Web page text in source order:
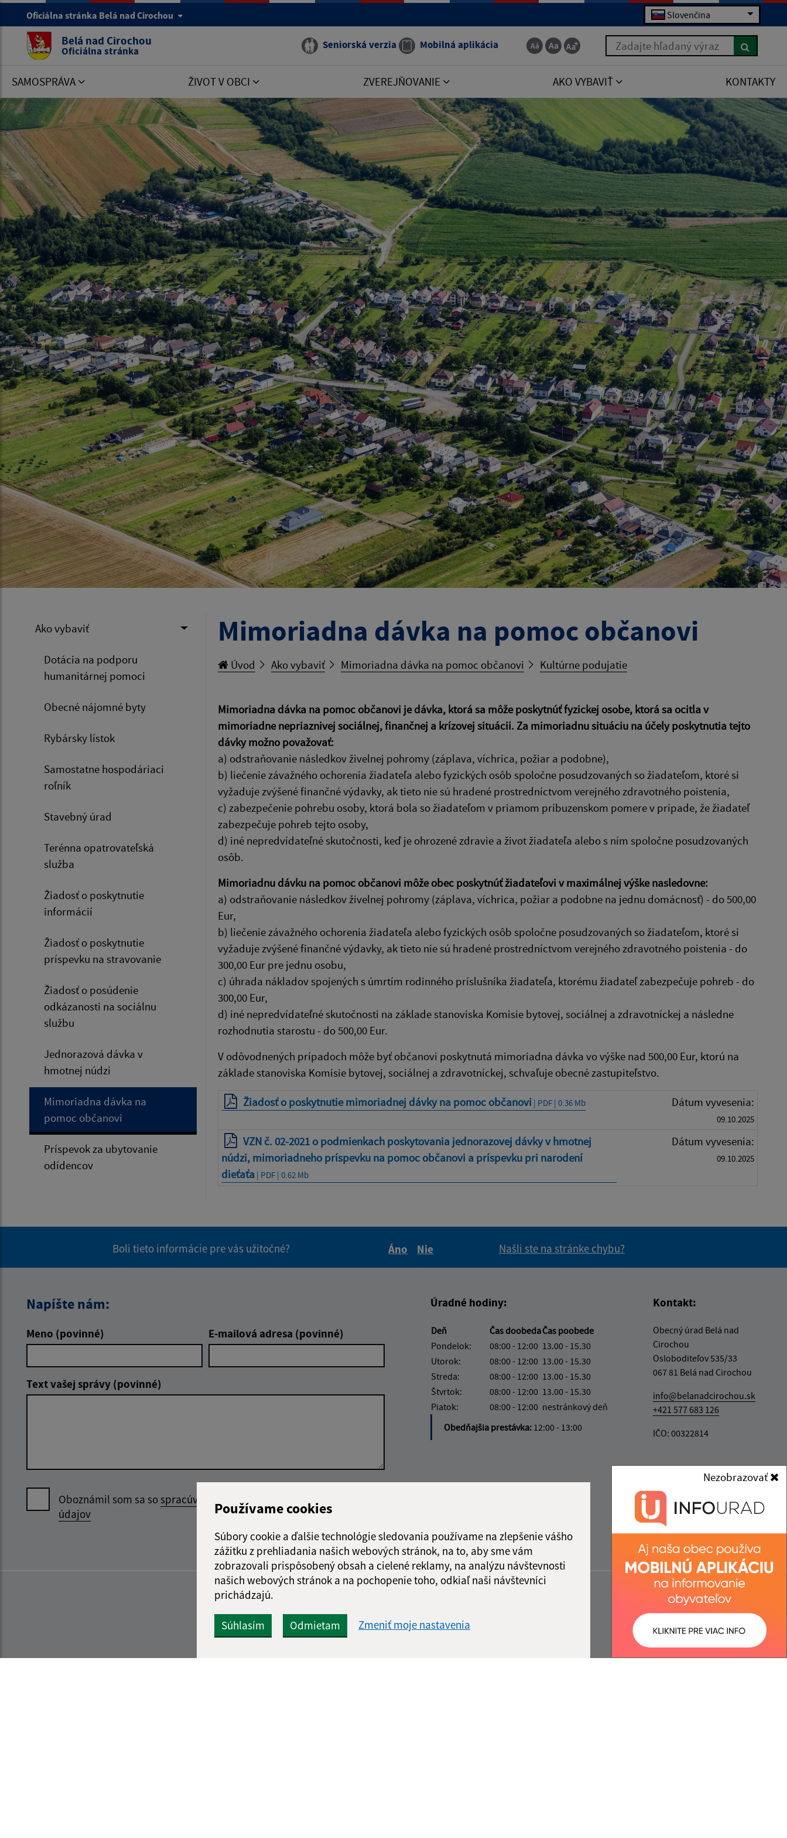
Používame cookies
Súbory cookie a ďalšie technológie sledovania používame na zlepšenie vášho
zážitku z prehliadania našich webových stránok, na to, aby sme vám
zobrazovali prispôsobený obsah a cielené reklamy, na analýzu návštevnosti
našich webových stránok a na pochopenie toho, odkiaľ naši návštevníci
prichádzajú.
Súhlasím Odmietam Zmeniť moje nastavenia
Nezobrazovať
Oficiálna stránka Belá nad Cirochou Slovenčina
Belá nad Cirochou
Oficiálna stránka Seniorská verzia Mobilná aplikácia Zadajte hľadaný výraz
SAMOSPRÁVA ŽIVOT V OBCI ZVEREJŇOVANIE AKO VYBAVIŤ KONTAKTY
Ako vybaviť
Dotácia na podporu
humanitárnej pomoci
Obecné nájomné byty
Rybársky lístok
Samostatne hospodáriaci
roľník
Stavebný úrad
Terénna opatrovateľská
služba
Žiadosť o poskytnutie
informácií
Žiadosť o poskytnutie
príspevku na stravovanie
Žiadosť o posúdenie
odkázanosti na sociálnu
službu
Jednorazová dávka v
hmotnej núdzi
Mimoriadna dávka na
pomoc občanovi
Príspevok za ubytovanie
odídencov
Mimoriadna dávka na pomoc občanovi
Úvod Ako vybaviť Mimoriadna dávka na pomoc občanovi Kultúrne podujatie
Mimoriadna dávka na pomoc občanovi je dávka, ktorá sa môže poskytnúť fyzickej osobe, ktorá sa ocitla v
mimoriadne nepriaznivej sociálnej, finančnej a krízovej situácii. Za mimoriadnu situáciu na účely poskytnutia tejto
dávky možno považovať:
a) odstraňovanie následkov živelnej pohromy (záplava, víchrica, požiar a podobne),
b) liečenie závažného ochorenia žiadateľa alebo fyzických osôb spoločne posudzovaných so žiadateľom, ktoré si
vyžaduje zvýšené finančné výdavky, ak tieto nie sú hradené prostredníctvom verejného zdravotného poistenia,
c) zabezpečenie pohrebu osoby, ktorá bola so žiadateľom v priamom príbuzenskom pomere v prípade, že žiadateľ
zabezpečuje pohreb tejto osoby,
d) iné nepredvídateľné skutočnosti, keď je ohrozené zdravie a život žiadateľa alebo s ním spoločne posudzovaných
osôb.
Mimoriadnu dávku na pomoc občanovi môže obec poskytnúť žiadateľovi v maximálnej výške nasledovne:
a) odstraňovanie následkov živelnej pohromy (záplava, víchrica, požiar a podobne na jednu domácnosť) - do 500,00
Eur,
b) liečenie závažného ochorenia žiadateľa alebo fyzických osôb spoločne posudzovaných so žiadateľom, ktoré si
vyžaduje zvýšené finančné výdavky, ak tieto nie sú hradené prostredníctvom verejného zdravotného poistenia - do
300,00 Eur pre jednu osobu,
c) úhrada nákladov spojených s úmrtím rodinného príslušníka žiadateľa, ktorému žiadateľ zabezpečuje pohreb - do
300,00 Eur,
d) iné nepredvídateľné skutočnosti na základe stanoviska Komisie bytovej, sociálnej a zdravotníckej a následne
rozhodnutia starostu - do 500,00 Eur.
V odôvodnených prípadoch môže byť občanovi poskytnutá mimoriadna dávka vo výške nad 500,00 Eur, ktorú na
základe stanoviska Komisie bytovej, sociálnej a zdravotníckej, schvaľuje obecné zastupiteľstvo.
Žiadosť o poskytnutie mimoriadnej dávky na pomoc občanovi | PDF | 0.36 Mb Dátum vyvesenia:
09.10.2025
VZN č. 02-2021 o podmienkach poskytovania jednorazovej dávky v hmotnej
núdzi, mimoriadneho príspevku na pomoc občanovi a príspevku pri narodení
dieťaťa | PDF | 0.62 Mb
Dátum vyvesenia:
09.10.2025
Boli tieto informácie pre vás užitočné?
Áno
Nie
Našli ste na stránke chybu?
Napíšte nám:
Meno (povinné) E-mailová adresa (povinné)
Text vašej správy (povinné)
Oboznámil som sa sospracúvaním osobných
údajov
správu
Úradné hodiny:
Deň Čas doobedaČas poobede
Pondelok:
08:00 - 12:00 13.00 - 15.30
Utorok:
08:00 - 12:00 13.00 - 15.30
Streda:
08:00 - 12:00 13.00 - 15.30
Štvrtok:
08:00 - 12:00 13.00 - 15.30
Piatok:
08:00 - 12:00 nestránkový deň
Obedňajšia prestávka: 12:00 - 13:00
Kontakt:
Obecný úrad Belá nad
Cirochou
Osloboditeľov 535/33
067 81 Belá nad Cirochou
info@belanadcirochou.sk
+421 577 683 126
IČO: 00322814